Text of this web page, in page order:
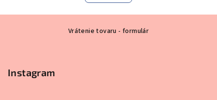
Vrátenie tovaru - formulár
Instagram